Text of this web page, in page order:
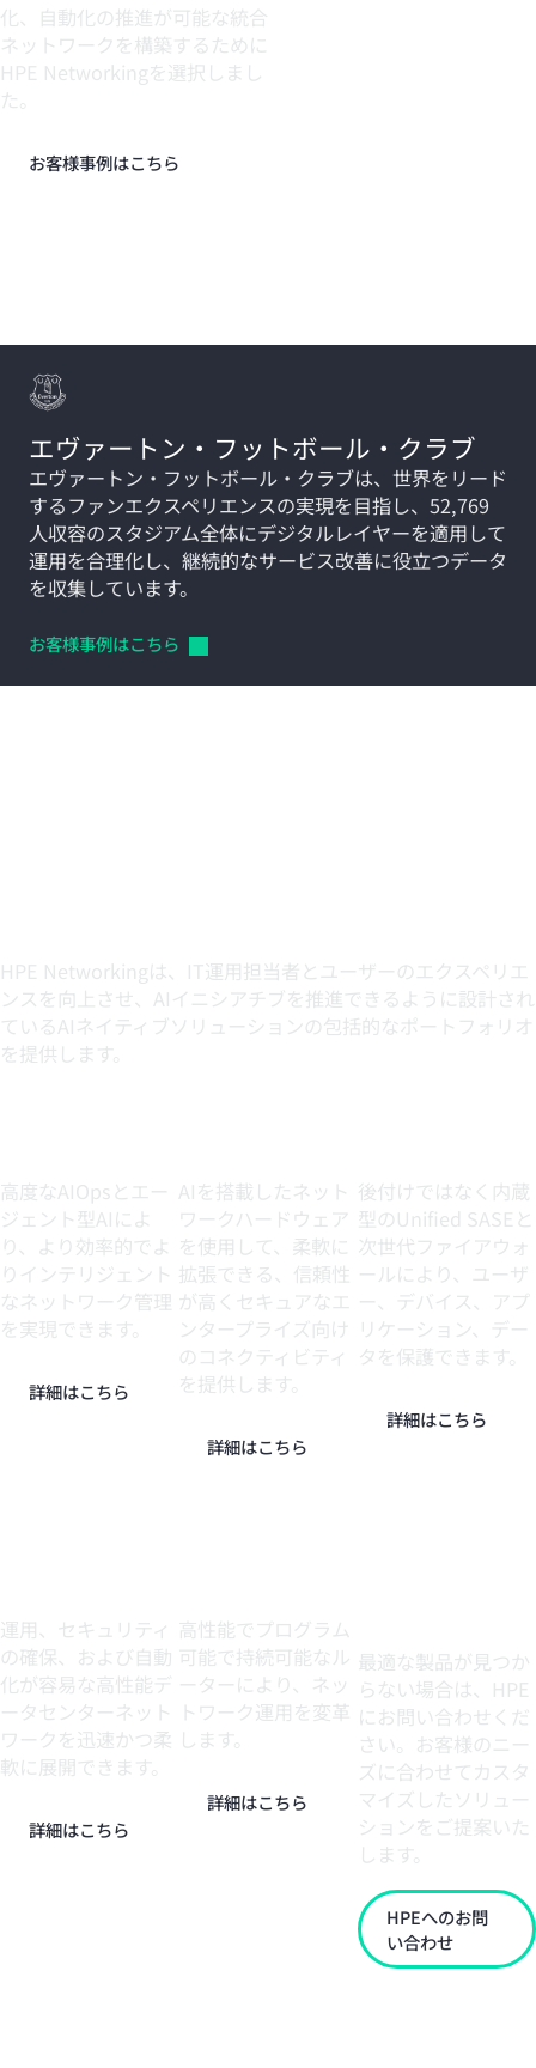
化、自動化の推進が可能な統合
ネットワークを構築するために
HPE Networkingを選択しまし
た。
お客様事例はこちら
エヴァートン・フットボール・クラブ
エヴァートン・フットボール・クラブは、世界をリード
するファンエクスペリエンスの実現を目指し、52,769
人収容のスタジアム全体にデジタルレイヤーを適用して
運用を合理化し、継続的なサービス改善に役立つデータ
を収集しています。
お客様事例はこちら
HPE Networkingは、IT運用担当者とユーザーのエクスペリエ
ンスを向上させ、AIイニシアチブを推進できるように設計され
ているAIネイティブソリューションの包括的なポートフォリオ
を提供します。
高度なAIOpsとエー
ジェント型AIによ
り、より効率的でよ
りインテリジェント
なネットワーク管理
を実現できます。
詳細はこちら
AIを搭載したネット
ワークハードウェア
を使用して、柔軟に
拡張できる、信頼性
が高くセキュアなエ
ンタープライズ向け
のコネクティビティ
を提供します。
詳細はこちら
後付けではなく内蔵
型のUnified SASEと
次世代ファイアウォ
ールにより、ユーザ
ー、デバイス、アプ
リケーション、デー
タを保護できます。
詳細はこちら
運用、セキュリティ
の確保、および自動
化が容易な高性能デ
ータセンターネット
ワークを迅速かつ柔
軟に展開できます。
詳細はこちら
高性能でプログラム
可能で持続可能なル
ーターにより、ネッ
トワーク運用を変革
します。
詳細はこちら
最適な製品が見つか
らない場合は、HPE
にお問い合わせくだ
さい。お客様のニー
ズに合わせてカスタ
マイズしたソリュー
ションをご提案いた
します。
HPEへのお問
い合わせ